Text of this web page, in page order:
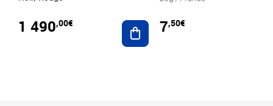
1 490,00€ Ajouter au panier
7,50€